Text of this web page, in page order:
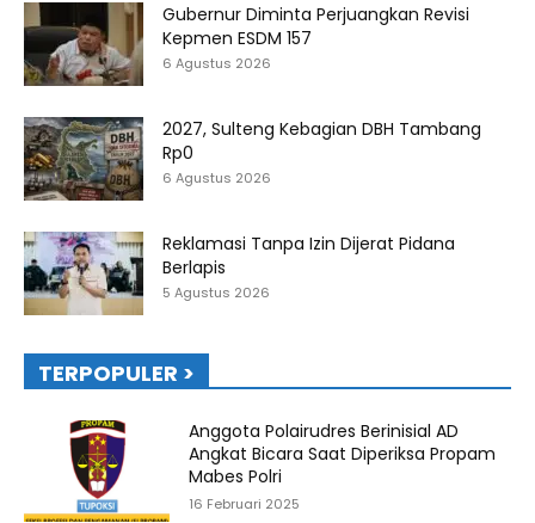
Gubernur Diminta Perjuangkan Revisi
Kepmen ESDM 157
6 Agustus 2026
2027, Sulteng Kebagian DBH Tambang
Rp0
6 Agustus 2026
Reklamasi Tanpa Izin Dijerat Pidana
Berlapis
5 Agustus 2026
TERPOPULER >
Anggota Polairudres Berinisial AD
Angkat Bicara Saat Diperiksa Propam
Mabes Polri
16 Februari 2025